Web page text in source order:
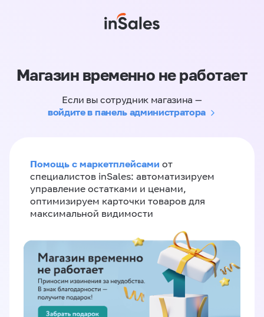
Магазин временно не работает
Если вы сотрудник магазина —
войдите в панель администратора
Помощь с маркетплейсами от
специалистов inSales: автоматизируем
управление остатками и ценами,
оптимизируем карточки товаров для
максимальной видимости